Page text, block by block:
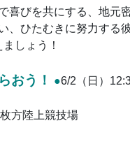
喜びを共にする、地元
、ひたむきに努力する
しょう！
おう！ ●6/2（日）
方陸上競技場